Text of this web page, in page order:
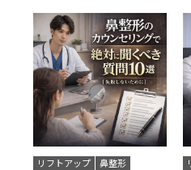
リフトアップ
鼻整形